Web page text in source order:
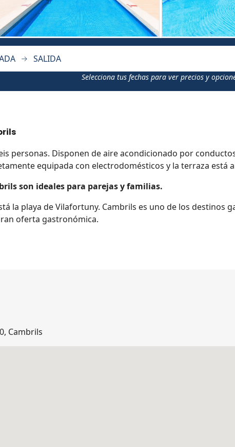
SALIDA
Selecciona tus fechas para ver precios y
personas. Disponen de aire acondicionado por
equipada con electrodomésticos y la terraza está
son ideales para parejas y familias.
la playa de Vilafortuny. Cambrils es uno de los
oferta gastronómica.
Cambrils